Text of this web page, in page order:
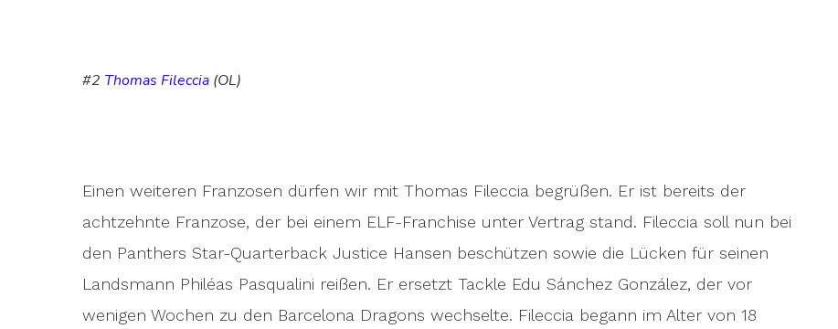
#2 Thomas Fileccia (OL)
Einen weiteren Franzosen dürfen wir mit Thomas Fileccia begrüßen. Er ist bereits der
achtzehnte Franzose, der bei einem ELF-Franchise unter Vertrag stand. Fileccia soll nun bei
den Panthers Star-Quarterback Justice Hansen beschützen sowie die Lücken für seinen
Landsmann Philéas Pasqualini reißen. Er ersetzt Tackle Edu Sánchez González, der vor
wenigen Wochen zu den Barcelona Dragons wechselte. Fileccia begann im Alter von 18